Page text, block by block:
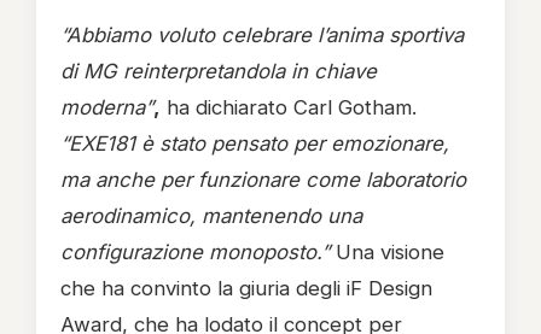
“Abbiamo voluto celebrare l’anima sportiva
di MG reinterpretandola in chiave
moderna”, ha dichiarato Carl Gotham.
“EXE181 è stato pensato per emozionare,
ma anche per funzionare come laboratorio
aerodinamico, mantenendo una
configurazione monoposto.”Una visione
che ha convinto la giuria degli iF Design
Award, che ha lodato il concept per